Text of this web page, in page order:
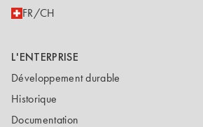
FR/CH
L'ENTERPRISE
Développement durable
Historique
Documentation